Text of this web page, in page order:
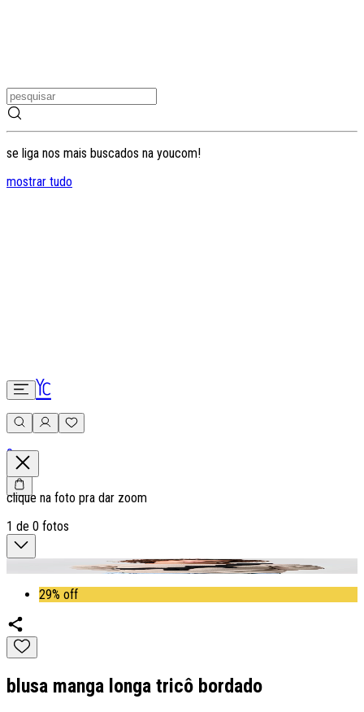
se liga nos mais buscados na youcom!
mostrar tudo
0
clique na foto pra dar zoom
1 de 0 fotos
29% off
blusa manga longa tricô bordado